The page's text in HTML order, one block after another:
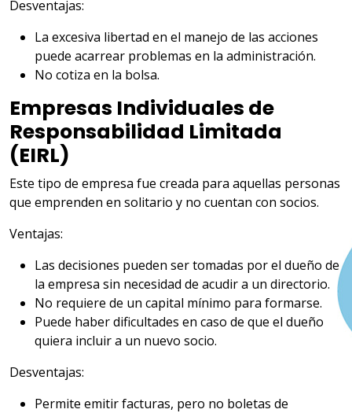
Desventajas:
La excesiva libertad en el manejo de las acciones
puede acarrear problemas en la administración.
No cotiza en la bolsa.
Empresas Individuales de
Responsabilidad Limitada
(EIRL)
Este tipo de empresa fue creada para aquellas personas
que emprenden en solitario y no cuentan con socios.
Ventajas:
Las decisiones pueden ser tomadas por el dueño de
la empresa sin necesidad de acudir a un directorio.
No requiere de un capital mínimo para formarse.
Puede haber dificultades en caso de que el dueño
quiera incluir a un nuevo socio.
Desventajas:
Permite emitir facturas, pero no boletas de